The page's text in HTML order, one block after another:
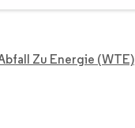
Zu Energie (WTE)